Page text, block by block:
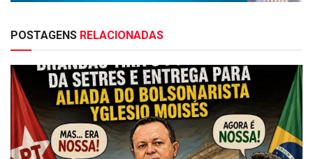
POSTAGENS RELACIONADAS